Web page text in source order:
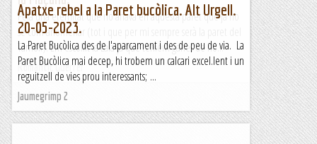
Feia una eternitat que no anava en aquesta paret que ja no
sé com anomenar (tot i que per mi sempre serà la paret del
Tamok). Em escollit la Laia ja que teniem ganes de no...
Romàntic Guerrer
Apatxe rebel a la Paret bucòlica. Alt Urgell.
20-05-2023.
La Paret Bucòlica des de l'aparcament i des de peu de via. La
Paret Bucòlica mai decep, hi trobem un calcari excel.lent i un
reguitzell de vies prou interessants; ...
Jaumegrimp 2